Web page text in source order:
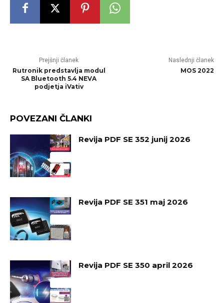
Prejšnji članek
Rutronik predstavlja modul
SA Bluetooth 5.4 NEVA
podjetja iVativ
Naslednji članek
MOS 2022
POVEZANI ČLANKI
Revija PDF SE 352 junij 2026
Revija PDF SE 351 maj 2026
Revija PDF SE 350 april 2026